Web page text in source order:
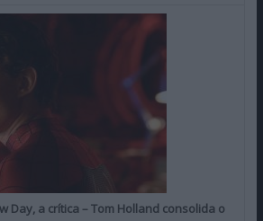
Day, a crítica – Tom Holland consolida o